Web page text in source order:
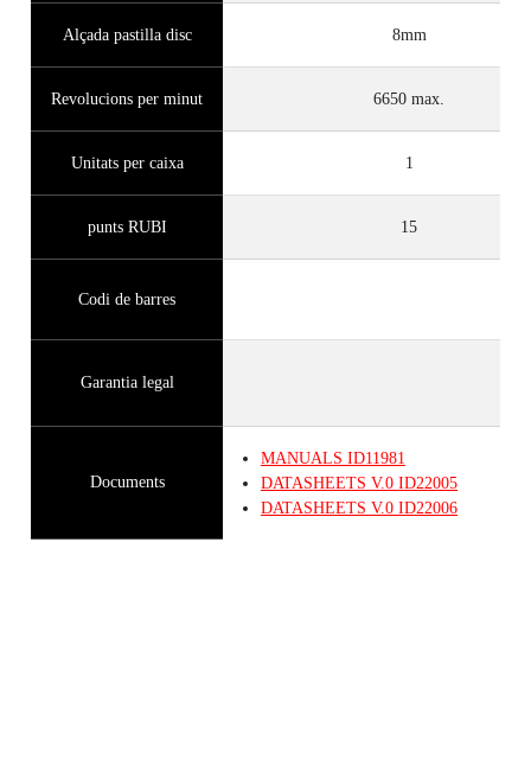
Alçada pastilla disc 8mm
Revolucions per minut 6650 max.
Unitats per caixa 1
punts RUBI 15
Codi de barres
Garantia legal
Documents
MANUALS ID11981
DATASHEETS V.0 ID22005
DATASHEETS V.0 ID22006